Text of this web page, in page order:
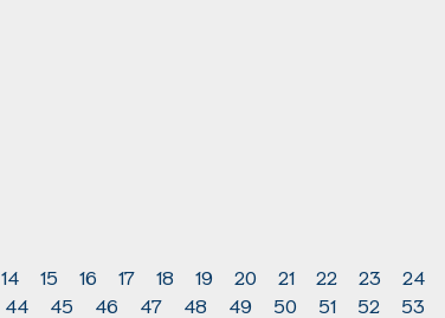
14 15 16 17 18 19 20 21 22 23 24
44 45 46 47 48 49 50 51 52 53